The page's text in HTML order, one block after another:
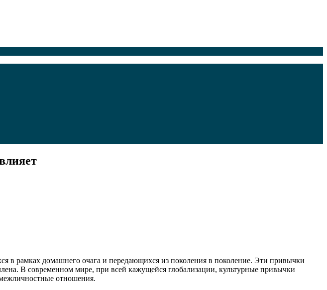
рамках домашнего очага и передающихся из поколения в поколение. Эти привычки
В современном мире, при всей кажущейся глобализации, культурные привычки
отношения.